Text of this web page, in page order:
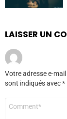
LAISSER UN
Votre adresse e-
sont indiqués avec*
Commentaire